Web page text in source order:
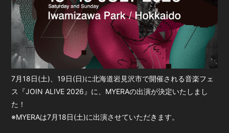
7月18日(土)、19日(日)に北海道岩見沢市で開催される音楽フェ
ス『JOIN ALIVE 2026』に、MYERAの出演が決定いたしまし
た！
※MYERAは7月18日(土)に出演させていただきます。